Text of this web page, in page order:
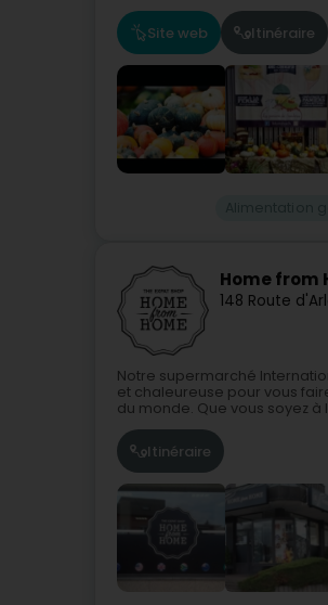
Site web Itinéraire
Home from
148 Route
Notre supermarché
et chaleureuse pour vous
du monde. Que vous soyez à
Itinéraire